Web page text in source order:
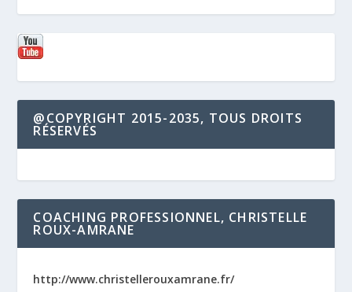
@COPYRIGHT 2015-2035, TOUS DROITS
RÉSERVÉS
COACHING PROFESSIONNEL, CHRISTELLE
ROUX-AMRANE
http://www.christellerouxamrane.fr/